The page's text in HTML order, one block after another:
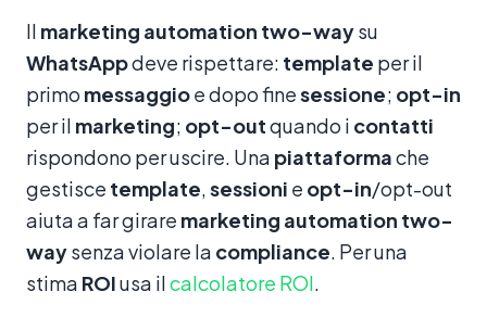
Il marketing automation two-waysu
WhatsAppdeve rispettare: template per il
primo messaggioe dopo finesessione; opt-in
per il marketing; opt-outquando i contatti
rispondono per uscire. Una piattaformache
gestisce template,sessioni e opt-in/opt-out
aiuta a far girare marketing automation two-
waysenza violare la compliance. Per una
stima ROIusa ilcalcolatore ROI.